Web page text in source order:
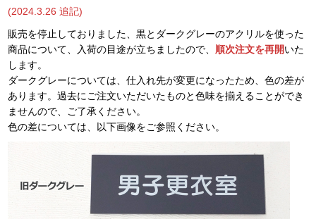
(2024.3.26 追記)
販売を停止しておりました、黒とダークグレーのアクリルを使った
商品について、入荷の目途が立ちましたので、 順次注文を再開いた
します。
ダークグレーについては、仕入れ先が変更になったため、色の差が
あります。過去にご注文いただいたものと色味を揃えることができ
ませんので、ご了承ください。
色の差については、以下画像をご参照ください。